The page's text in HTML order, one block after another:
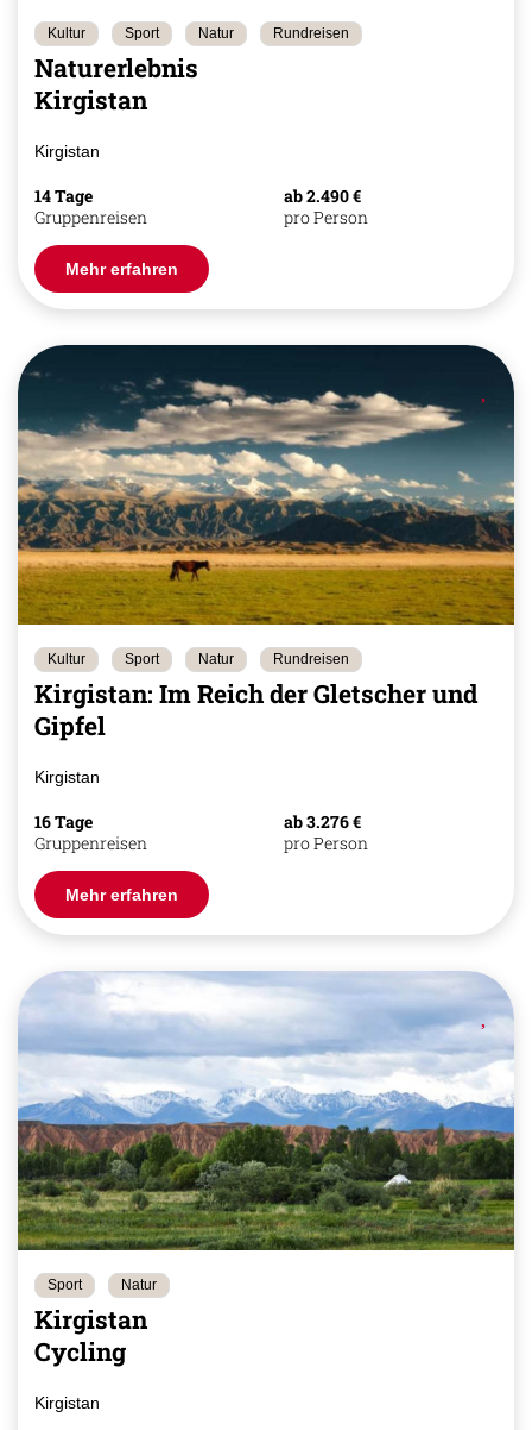
Kultur Sport Natur Rundreisen
Naturerlebnis
Kirgistan
Kirgistan
14 Tage
Gruppenreisen
ab 2.490 €
pro Person
Mehr erfahren
Kultur Sport Natur Rundreisen
Kirgistan: Im Reich der Gletscher und
Gipfel
Kirgistan
16 Tage
Gruppenreisen
ab 3.276 €
pro Person
Mehr erfahren
Sport Natur
Kirgistan
Cycling
Kirgistan